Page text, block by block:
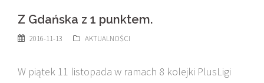
Z Gdańska z 1 punktem.
2016-11-13 AKTUALNOŚCI
W piątek 11 listopada w ramach 8 kolejki PlusLigi